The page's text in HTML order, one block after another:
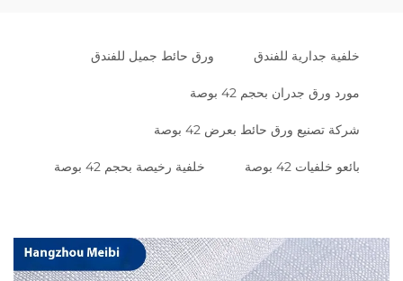
خلفية جدارية للفندق ورق حائط جميل للفندق
مورد ورق جدران بحجم 42 بوصة
شركة تصنيع ورق حائط بعرض 42 بوصة
بائعو خلفيات 42 بوصة خلفية رخيصة بحجم 42 بوصة